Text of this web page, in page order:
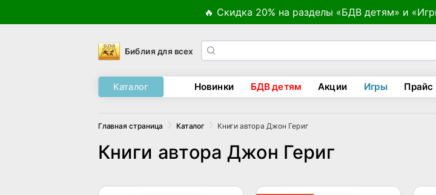
🔥 Скидка 20% на разделы «БДВ детям» и
Библия для всех
Каталог Новинки БДВ детям Акции Игры Прайс
Главная страница Каталог Книги автора Джон Гериг
Книги автора Джон Гериг